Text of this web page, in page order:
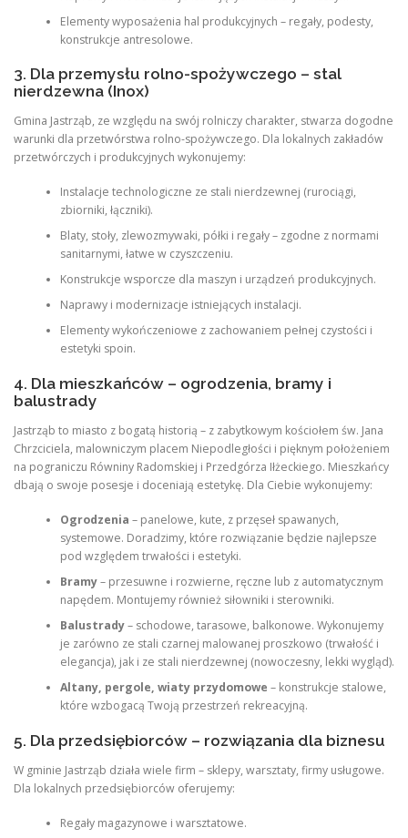
Elementy wyposażenia hal produkcyjnych – regały, podesty,
konstrukcje antresolowe.
3. Dla przemysłu rolno-spożywczego – stal
nierdzewna (Inox)
Gmina Jastrząb, ze względu na swój rolniczy charakter, stwarza dogodne
warunki dla przetwórstwa rolno-spożywczego. Dla lokalnych zakładów
przetwórczych i produkcyjnych wykonujemy:
Instalacje technologiczne ze stali nierdzewnej (rurociągi,
zbiorniki, łączniki).
Blaty, stoły, zlewozmywaki, półki i regały – zgodne z normami
sanitarnymi, łatwe w czyszczeniu.
Konstrukcje wsporcze dla maszyn i urządzeń produkcyjnych.
Naprawy i modernizacje istniejących instalacji.
Elementy wykończeniowe z zachowaniem pełnej czystości i
estetyki spoin.
4. Dla mieszkańców – ogrodzenia, bramy i
balustrady
Jastrząb to miasto z bogatą historią – z zabytkowym kościołem św. Jana
Chrzciciela, malowniczym placem Niepodległości i pięknym położeniem
na pograniczu Równiny Radomskiej i Przedgórza Iłżeckiego. Mieszkańcy
dbają o swoje posesje i doceniają estetykę. Dla Ciebie wykonujemy:
Ogrodzenia – panelowe, kute, z przęseł spawanych,
systemowe. Doradzimy, które rozwiązanie będzie najlepsze
pod względem trwałości i estetyki.
Bramy– przesuwne i rozwierne, ręczne lub z automatycznym
napędem. Montujemy również siłowniki i sterowniki.
Balustrady– schodowe, tarasowe, balkonowe. Wykonujemy
je zarówno ze stali czarnej malowanej proszkowo (trwałość i
elegancja), jak i ze stali nierdzewnej (nowoczesny, lekki wygląd).
Altany, pergole, wiaty przydomowe – konstrukcje stalowe,
które wzbogacą Twoją przestrzeń rekreacyjną.
5. Dla przedsiębiorców – rozwiązania dla biznesu
W gminie Jastrząb działa wiele firm – sklepy, warsztaty, firmy usługowe.
Dla lokalnych przedsiębiorców oferujemy:
Regały magazynowe i warsztatowe.